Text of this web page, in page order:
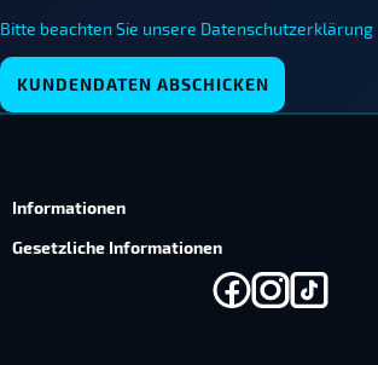
Bitte beachten Sie unsere Datenschutzerklärung
KUNDENDATEN ABSCHICKEN
Informationen
Gesetzliche Informationen